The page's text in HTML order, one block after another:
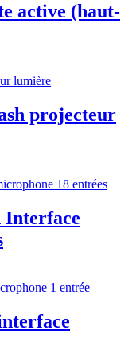
active (haut-
projecteur
Interface